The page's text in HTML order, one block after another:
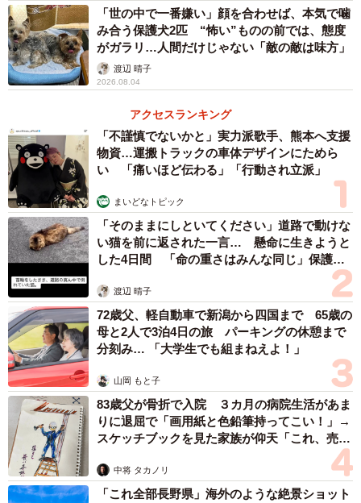
「世の中で一番嫌い」顔を合わせば、本気で噛
み合う保護犬2匹 “怖い”ものの前では、態度
がガラリ…人間だけじゃない「敵の敵は味方」
渡辺 晴子
2026.08.04
アクセスランキング
「不謹慎でないかと」実力派歌手、熊本へ支援
物資…運搬トラックの車体デザインにためら
い 「痛いほど伝わる」「行動され立派」
まいどなトピック
「そのままにしといてください」道路で動けな
い猫を前に返された一言… 懸命に生きようと
した4日間 「命の重さはみんな同じ」保護団
渡辺 晴子
72歳父、軽自動車で新潟から四国まで 65歳の
母と2人で3泊4日の旅 パーキングの休憩まで
分刻み… 「大学生でも組まねえよ！」
山岡 もと子
83歳父が骨折で入院 ３カ月の病院生活があま
りに退屈で「画用紙と色鉛筆持ってこい！」→
スケッチブックを見た家族が仰天「これ、売れ
中将 タカノリ
「これ全部長野県」海外のような絶景ショット